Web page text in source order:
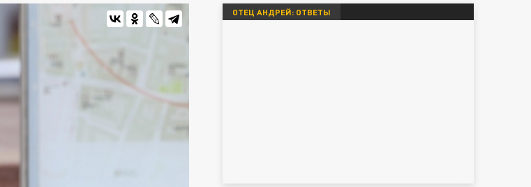
ОТЕЦ АНДРЕЙ: ОТВЕТЫ